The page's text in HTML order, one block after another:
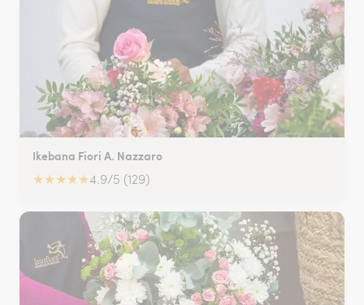
Ikebana Fiori A. Nazzaro
★★★★★4.9/5 (129)